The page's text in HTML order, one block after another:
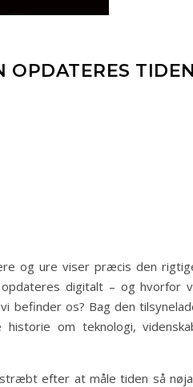
OPDATERES TIDEN
og ure viser præcis den
digitalt – og hvorfor
befinder os? Bag den
om teknologi,
efter at måle tiden så